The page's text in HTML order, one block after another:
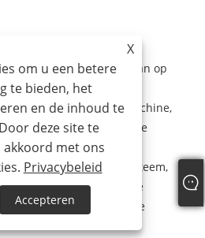
van kookapparatuur aan op
zoals een
automatische roerbakmachine,
en de gerechtkwaliteit te
van een handig bestelsysteem,
enz. om de
en de service-efficiëntie te
X
om u een betere
te bieden, het
en de inhoud te
deze site te
akkoord met ons
Privacybeleid
Accepteren